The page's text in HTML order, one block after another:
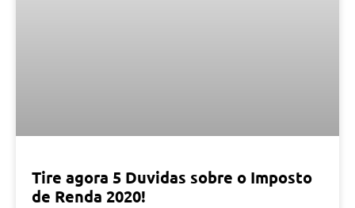
Tire agora 5 Duvidas sobre o Imposto
de Renda 2020!